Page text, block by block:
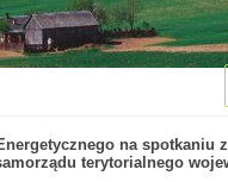
na spotkaniu z
terytorialnego